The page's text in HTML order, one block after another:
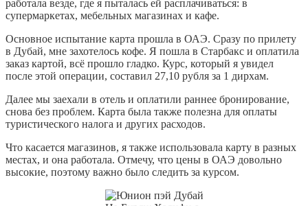
работала везде, где я пыталась ей расплачиваться: в
супермаркетах, мебельных магазинах и кафе.
Основное испытание карта прошла в ОАЭ. Сразу по прилету
в Дубай, мне захотелось кофе. Я пошла в Старбакс и оплатила
заказ картой, всё прошло гладко. Курс, который я увидел
после этой операции, составил 27,10 рубля за 1 дирхам.
Далее мы заехали в отель и оплатили раннее бронирование,
снова без проблем. Карта была также полезна для оплаты
туристического налога и других расходов.
Что касается магазинов, я также использовала карту в разных
местах, и она работала. Отмечу, что цены в ОАЭ довольно
высокие, поэтому важно было следить за курсом.